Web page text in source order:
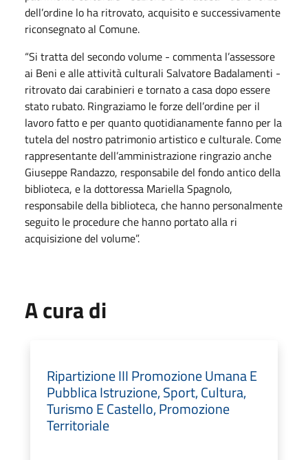
dell’ordine lo ha ritrovato, acquisito e successivamente
riconsegnato al Comune.
“Si tratta del secondo volume - commenta l’assessore
ai Beni e alle attività culturali Salvatore Badalamenti -
ritrovato dai carabinieri e tornato a casa dopo essere
stato rubato. Ringraziamo le forze dell’ordine per il
lavoro fatto e per quanto quotidianamente fanno per la
tutela del nostro patrimonio artistico e culturale. Come
rappresentante dell’amministrazione ringrazio anche
Giuseppe Randazzo, responsabile del fondo antico della
biblioteca, e la dottoressa Mariella Spagnolo,
responsabile della biblioteca, che hanno personalmente
seguito le procedure che hanno portato alla ri
acquisizione del volume”.
A cura di
Ripartizione III Promozione Umana E
Pubblica Istruzione, Sport, Cultura,
Turismo E Castello, Promozione
Territoriale